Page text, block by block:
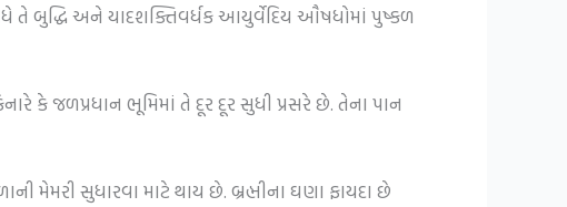
તે બુદ્ધિ અને યાદશક્તિવર્ધક આયુર્વેદિય ઔષધોમાં પુષ્કળ
કે જળપ્રધાન ભૂમિમાં તે દૂર દૂર સુધી પ્રસરે છે. તેના પાન
મેમરી સુધારવા માટે થાય છે. બ્રહ્મીના ઘણા ફાયદા છે